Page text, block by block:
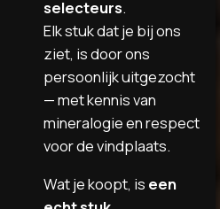
selecteurs.
Elk stuk dat je bij ons
ziet, is door ons
persoonlijk uitgezocht
— met kennis van
mineralogie en respect
voor de vindplaats.
Wat je koopt, is een